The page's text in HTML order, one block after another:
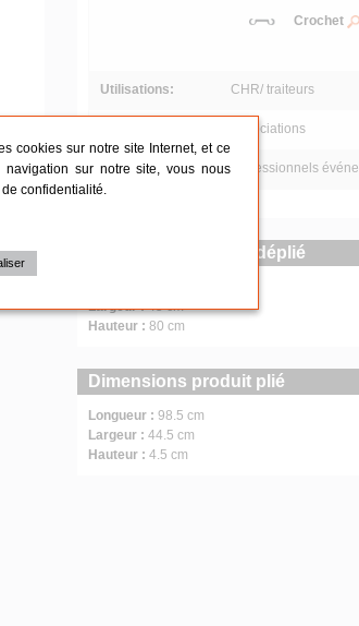
Crochet
Utilisations: CHR/ traiteurs
Associations
Professionnels
Dimensions produit déplié
Largeur :45 cm
Hauteur : 80 cm
Dimensions produit plié
Longueur : 98.5 cm
Largeur : 44.5 cm
Hauteur : 4.5 cm
cookies sur notre site Internet, et ce
sur notre site, vous nous
confidentialité